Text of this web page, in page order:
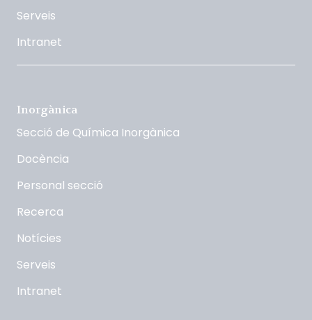
Serveis
Intranet
Inorgànica
Secció de Química Inorgànica
Docència
Personal secció
Recerca
Notícies
Serveis
Intranet